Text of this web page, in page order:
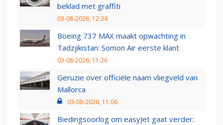
beklad met graffiti
03-08-2026, 12:34
Boeing 737 MAX maakt opwachting in
Tadzjikistan: Somon Air eerste klant
03-08-2026, 11:26
Geruzie over officiële naam vliegveld van
Mallorca
03-08-2026, 11:06
Biedingsoorlog om easyJet gaat verder: